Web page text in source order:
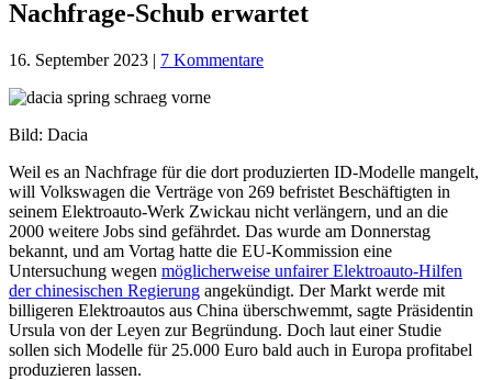
Nachfrage-Schub erwartet
16. September 2023 | 7 Kommentare
Bild: Dacia
Weil es an Nachfrage für die dort produzierten ID-Modelle mangelt,
will Volkswagen die Verträge von 269 befristet Beschäftigten in
seinem Elektroauto-Werk Zwickau nicht verlängern, und an die
2000 weitere Jobs sind gefährdet. Das wurde am Donnerstag
bekannt, und am Vortag hatte die EU-Kommission eine
Untersuchung wegen möglicherweise unfairer Elektroauto-Hilfen
der chinesischen Regierung angekündigt. Der Markt werde mit
billigeren Elektroautos aus China überschwemmt, sagte Präsidentin
Ursula von der Leyen zur Begründung. Doch laut einer Studie
sollen sich Modelle für 25.000 Euro bald auch in Europa profitabel
produzieren lassen.